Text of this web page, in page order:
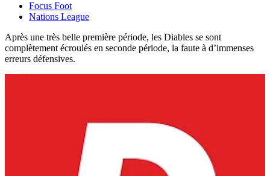
Focus Foot
Nations League
Après une très belle première période, les Diables se sont
complètement écroulés en seconde période, la faute à d’immenses
erreurs défensives.